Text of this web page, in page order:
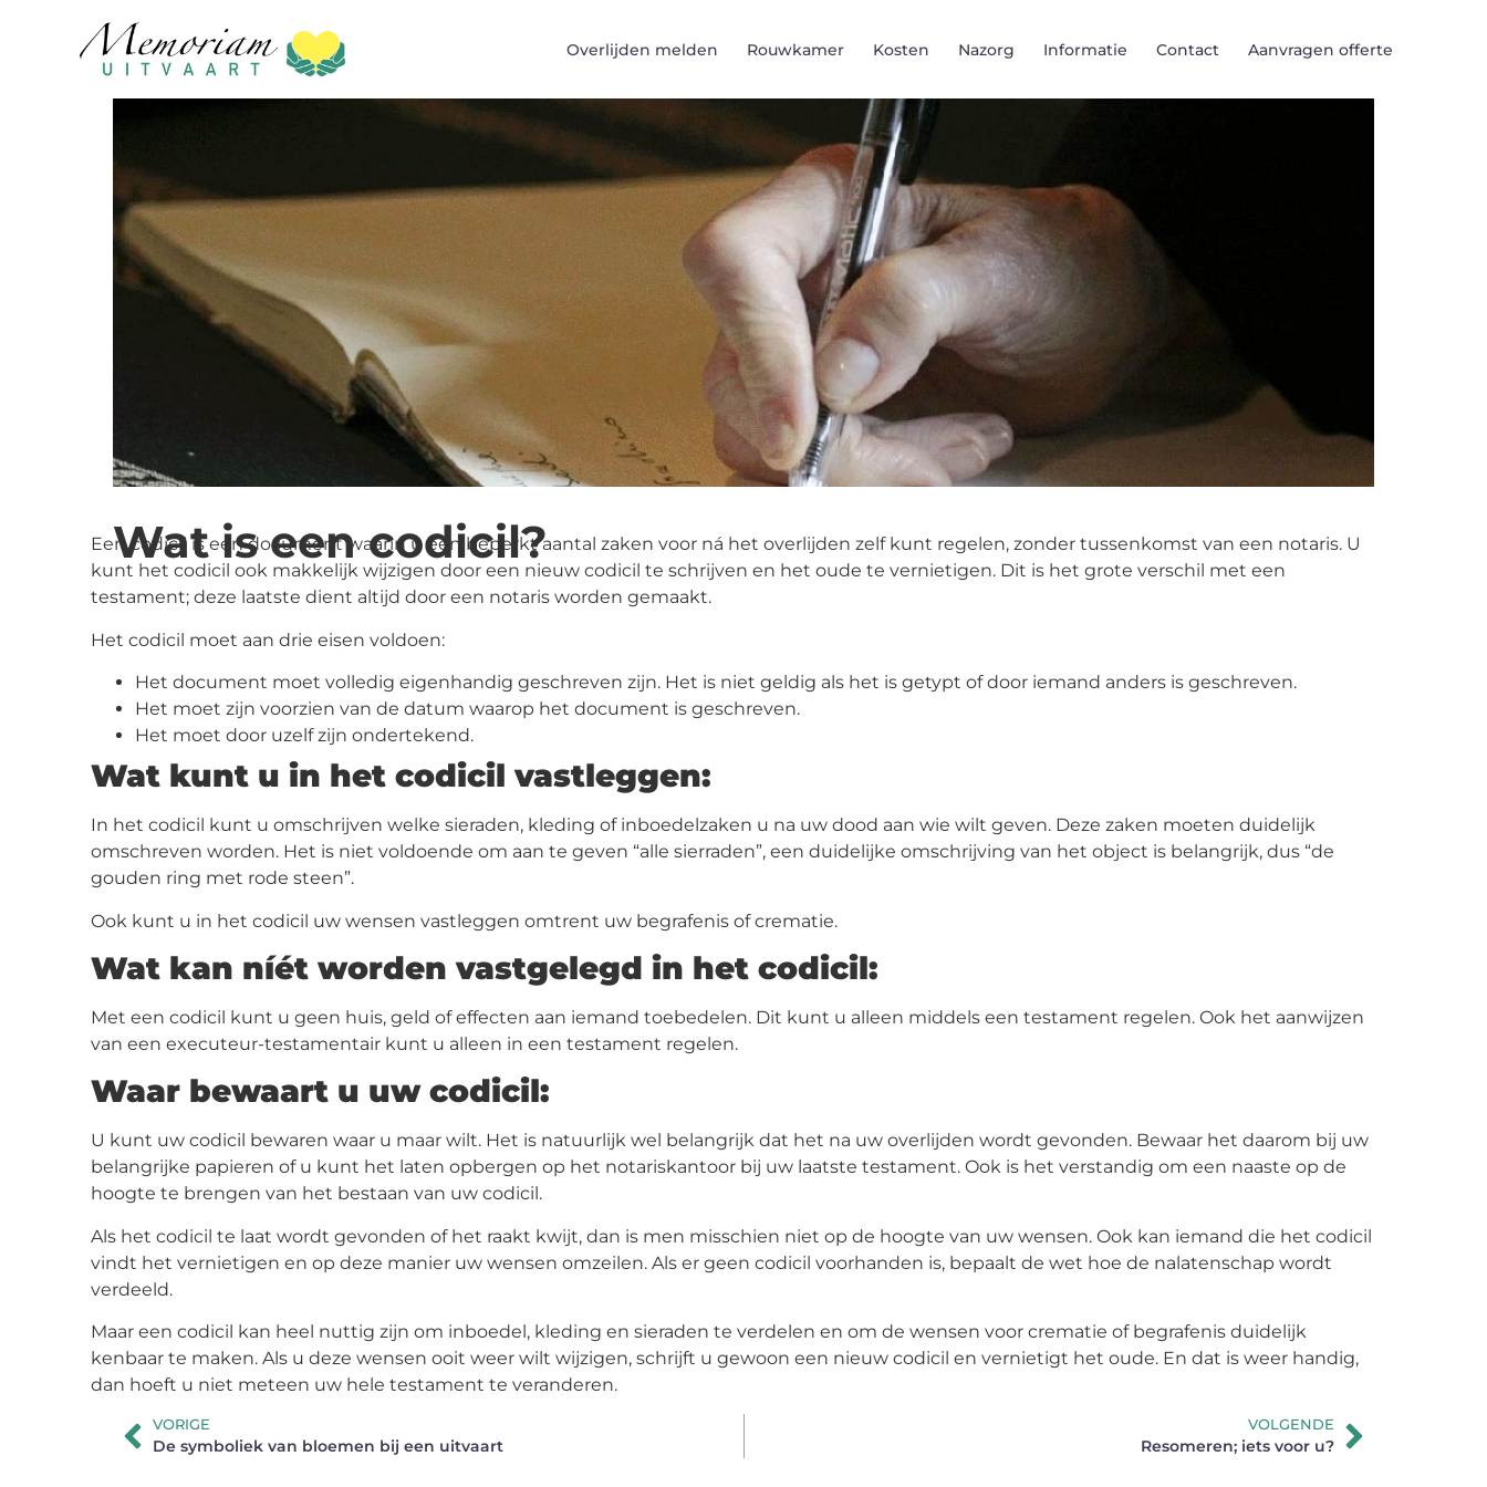
Overlijden melden Rouwkamer Kosten Nazorg Informatie Contact Aanvragen offerte
Wat is een codicil?
Een codicil is een document waarin u een beperkt aantal zaken voor ná het overlijden zelf kunt regelen, zonder tussenkomst van een notaris. U
kunt het codicil ook makkelijk wijzigen door een nieuw codicil te schrijven en het oude te vernietigen. Dit is het grote verschil met een
testament; deze laatste dient altijd door een notaris worden gemaakt.
Het codicil moet aan drie eisen voldoen:
Het document moet volledig eigenhandig geschreven zijn. Het is niet geldig als het is getypt of door iemand anders is geschreven.
Het moet zijn voorzien van de datum waarop het document is geschreven.
Het moet door uzelf zijn ondertekend.
Wat kunt u in het codicil vastleggen:
In het codicil kunt u omschrijven welke sieraden, kleding of inboedelzaken u na uw dood aan wie wilt geven. Deze zaken moeten duidelijk
omschreven worden. Het is niet voldoende om aan te geven “alle sierraden”, een duidelijke omschrijving van het object is belangrijk, dus “de
gouden ring met rode steen”.
Ook kunt u in het codicil uw wensen vastleggen omtrent uw begrafenis of crematie.
Wat kan níét worden vastgelegd in het codicil:
Met een codicil kunt u geen huis, geld of effecten aan iemand toebedelen. Dit kunt u alleen middels een testament regelen. Ook het aanwijzen
van een executeur-testamentair kunt u alleen in een testament regelen.
Waar bewaart u uw codicil:
U kunt uw codicil bewaren waar u maar wilt. Het is natuurlijk wel belangrijk dat het na uw overlijden wordt gevonden. Bewaar het daarom bij uw
belangrijke papieren of u kunt het laten opbergen op het notariskantoor bij uw laatste testament. Ook is het verstandig om een naaste op de
hoogte te brengen van het bestaan van uw codicil.
Als het codicil te laat wordt gevonden of het raakt kwijt, dan is men misschien niet op de hoogte van uw wensen. Ook kan iemand die het codicil
vindt het vernietigen en op deze manier uw wensen omzeilen. Als er geen codicil voorhanden is, bepaalt de wet hoe de nalatenschap wordt
verdeeld.
Maar een codicil kan heel nuttig zijn om inboedel, kleding en sieraden te verdelen en om de wensen voor crematie of begrafenis duidelijk
kenbaar te maken. Als u deze wensen ooit weer wilt wijzigen, schrijft u gewoon een nieuw codicil en vernietigt het oude. En dat is weer handig,
dan hoeft u niet meteen uw hele testament te veranderen.
VORIGE
De symboliek van bloemen bij een uitvaart
VOLGENDE
Resomeren; iets voor u?